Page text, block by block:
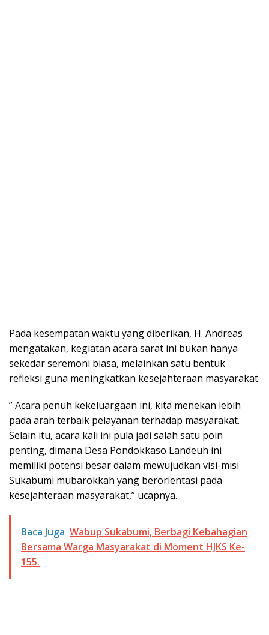
Pada kesempatan waktu yang diberikan, H. Andreas
mengatakan, kegiatan acara sarat ini bukan hanya
sekedar seremoni biasa, melainkan satu bentuk
refleksi guna meningkatkan kesejahteraan masyarakat.
” Acara penuh kekeluargaan ini, kita menekan lebih
pada arah terbaik pelayanan terhadap masyarakat.
Selain itu, acara kali ini pula jadi salah satu poin
penting, dimana Desa Pondokkaso Landeuh ini
memiliki potensi besar dalam mewujudkan visi-misi
Sukabumi mubarokkah yang berorientasi pada
kesejahteraan masyarakat,” ucapnya.
Baca Juga Wabup Sukabumi, Berbagi Kebahagian
Bersama Warga Masyarakat di Moment HJKS Ke-
155.